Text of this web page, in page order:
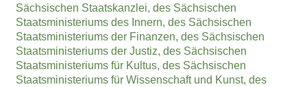
Sächsischen Staatskanzlei, des Sächsischen
Staatsministeriums des Innern, des Sächsischen
Staatsministeriums der Finanzen, des Sächsischen
Staatsministeriums der Justiz, des Sächsischen
Staatsministeriums für Kultus, des Sächsischen
Staatsministeriums für Wissenschaft und Kunst, des